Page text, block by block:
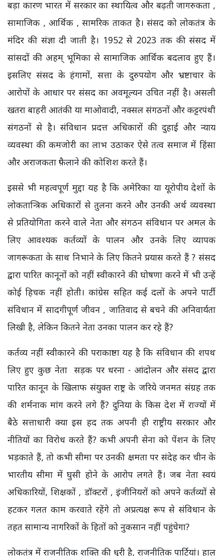
बड़ा कारण भारत में सरकार का स्थायित्व और बढ़ती जागरुकता ,
सामाजिक , आर्थिक , सामरिक ताकत है। संसद को लोकतंत्र के
मंदिर की संज्ञा दी जाती है। 1952 से 2023 तक की संसद में
सांसदों की अहम् भूमिका से सामाजिक आर्थिक बदलाव हुए हैं।
इसलिए संसद के हंगामों, सत्ता के दुरुपयोग और भ्रष्टाचार के
आरोपों के आधार पर संसद का अवमूल्यन उचित नहीं है। असली
खतरा बाहरी आतंकी या माओवादी, नक्सल संगठनों और कट्टरपंथी
संगठनों से है। संविधान प्रदत्त अधिकारों की दुहाई और न्याय
व्यवस्था की कमजोरी का लाभ उठाकर ऐसे तत्व समाज में हिंसा
और अराजकता फ़ैलाने की कोशिश करते हैं।
इससे भी महत्वपूर्ण मुद्दा यह है कि अमेरिका या यूरोपीय देशों के
लोकतान्त्रिक अधिकारों से तुलना करने और उनकी अर्थ व्यवस्था
से प्रतियोगिता करने वाले नेता और संगठन संविधान पर अमल के
लिए आवश्यक कर्तव्यों के पालन और उनके लिए व्यापक
जागरूकता के साथ निभाने के लिए कितने प्रयास करते हैं ? संसद
द्वारा पारित कानूनों को नहीं स्वीकारने की घोषणा करने में भी उन्हें
कोई हिचक नहीं होती। कांग्रेस सहित कई दलों के अपने पार्टी
संविधान में सादगीपूर्ण जीवन , जातिवाद से बचने की अनिवार्यता
लिखी है, लेकिन कितने नेता उनका पालन कर रहे हैं?
कर्तव्य नहीं स्वीकारने की पराकाष्ठा यह है कि संविधान की शपथ
लिए हुए कुछ नेता सड़क पर धरना - आंदोलन और संसद द्वारा
पारित कानून के खिलाफ संयुक्त राष्ट्र के जरिये जनमत संग्रह तक
की शर्मनाक मांग करने लगे हैं? दुनिया के किस देश में राज्यों में
बैठे सत्ताधारी क्या इस हद तक अपनी ही राष्ट्रीय सरकार और
नीतियों का विरोध करते हैं? कभी अपनी सेना को पेंशन के लिए
भड़काते हैं, तो कभी सीमा पर उनकी क्षमता पर संदेह कर चीन के
भारतीय सीमा में घुसी होने के आरोप लगते हैं। जब नेता स्वयं
अधिकारियों, शिक्षकों , डॉक्टरों , इंजीनियरों को अपने कर्तव्यों से
हटकर गलत काम करवाते रहेंगे तो अप्रत्यक्ष रूप से संविधान के
तहत सामान्य नागरिकों के हितों को नुकसान नहीं पहुंचेगा?
लोकतंत्र में राजनीतिक शक्ति की धुरी है, राजनीतिक पार्टियां। हाल